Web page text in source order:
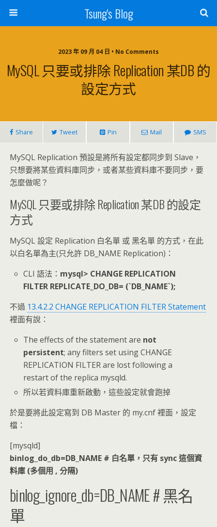
Tsung's Blog
2023 年 09 月 04 日 • No Comments
MySQL 只要或排除 Replication 某DB 的
設定方式
Share Tweet Pin Mail SMS
MySQL Replication 預設是將所有設定都同步到 Slave，
只想要將某些資料庫同步，或者某些資料庫不要同步，要
怎麼做呢？
MySQL 只要或排除 Replication 某DB 的設定
方式
MySQL 設定 Replication 白名單 或 黑名單 的方式，在此
以白名單為主(只允許 DB_NAME Replication)：
CLI 語法： mysql> CHANGE REPLICATION
FILTER REPLICATE_DO_DB= (`DB_NAME`);
不過 13.4.2.2 CHANGE REPLICATION FILTER Statement
裡面有說：
The effects of the statement are not
persistent; any filters set using CHANGE
REPLICATION FILTER are lost following a
restart of the replica mysqld.
所以若資料庫重新啟動，這些設定就會跑掉
於是要將此設定寫到 DB Master 的 my.cnf 裡面，設定
檔：
[mysqld]
binlog_do_db=DB_NAME # 白名單，只有 sync 這個資
料庫 (多個用 , 分隔)
binlog_ignore_db=DB_NAME # 黑名
單